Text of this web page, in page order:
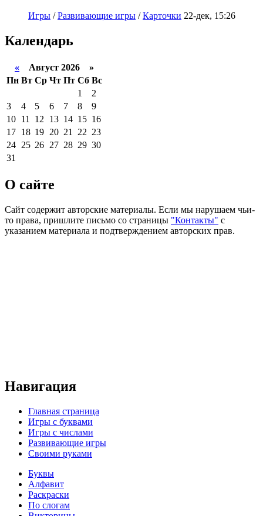
Игры /Развивающие игры /Карточки 22-дек, 15:26
Календарь
« Август 2026 »
Пн Вт Ср Чт Пт Сб Вс
1
2
3
4 5 6 7 8
9
10 11 12 13 14 15 16
17 18 19 20 21 22 23
24 25 26 27 28 29 30
31
О сайте
Сайт содержит авторские материалы. Если мы нарушаем чьи-
то права, пришлите письмо со страницы "Контакты" с
указанием материала и подтверждением авторских прав.
Навигация
Главная страница
Игры с буквами
Игры с числами
Развивающие игры
Своими руками
Буквы
Алфавит
Раскраски
По слогам